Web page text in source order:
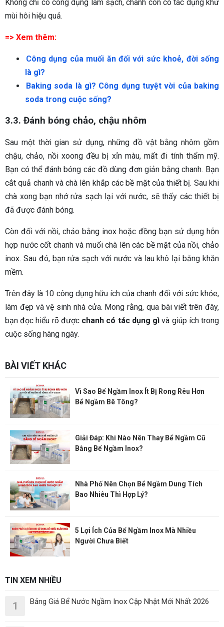
Không chỉ có công dụng làm sạch, chanh còn có tác dụng khử
mùi hôi hiệu quả.
=> Xem thêm:
Công dụng của muối ăn đối với sức khoẻ, đời sống
là gì?
Baking soda là gì? Công dụng tuyệt vời của baking
soda trong cuộc sống?
3.3. Đánh bóng chảo, chậu nhôm
Sau một thời gian sử dụng, những đồ vật bằng nhôm gồm
chậu, chảo, nồi xoong đều bị xỉn màu, mất đi tính thẩm mỹ.
Bạn có thể đánh bóng các đồ dùng đơn giản bằng chanh. Bạn
cắt quả chanh và chà lên khắp các bề mặt của thiết bị. Sau khi
chà xong bạn nhớ rửa sạch lại với nước, sẽ thấy các thiết bị
đã được đánh bóng.
Còn đối với nồi, chảo bằng inox hoặc đồng bạn sử dụng hỗn
hợp nước cốt chanh và muối chà lên các bề mặt của nồi, chảo
inox. Sau đó, bạn rửa sạch với nước và lau khô lại bằng khăn
mềm.
Trên đây là 10 công dụng hữu ích của chanh đối với sức khỏe,
làm đẹp và vệ sinh nhà cửa. Mong rằng, qua bài viết trên đây,
bạn đọc hiểu rõ được chanh có tác dụng gì và giúp ích trong
cuộc sống hàng ngày.
BÀI VIẾT KHÁC
Vì Sao Bể Ngầm Inox Ít Bị Rong Rêu Hơn
Bể Ngầm Bê Tông?
Giải Đáp: Khi Nào Nên Thay Bể Ngầm Cũ
Bằng Bể Ngầm Inox?
Nhà Phố Nên Chọn Bể Ngầm Dung Tích
Bao Nhiêu Thì Hợp Lý?
5 Lợi Ích Của Bể Ngầm Inox Mà Nhiều
Người Chưa Biết
TIN XEM NHIỀU
1 Bảng Giá Bể Nước Ngầm Inox Cập Nhật Mới Nhất 2026